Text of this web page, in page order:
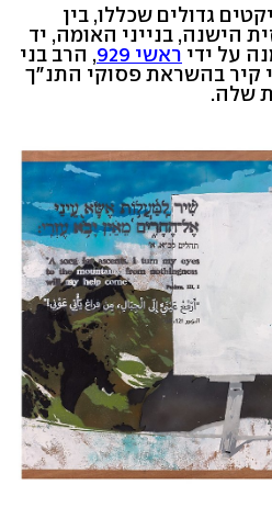
גדולים שכללו, בין
הישנה, בנייני האומה, יד
על ידי ראשי 929 , הרב בני
קיר בהשראת פסוקי התנ"ך
שלה.